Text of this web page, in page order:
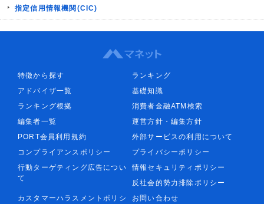
指定信用情報機関(CIC)
特徴から探す
ランキング
アドバイザ一覧
基礎知識
ランキング根拠
消費者金融ATM検索
編集者一覧
運営方針・編集方針
PORT会員利用規約
外部サービスの利用について
コンプライアンスポリシー
プライバシーポリシー
行動ターゲティング広告につい
て
情報セキュリティポリシー
反社会的勢力排除ポリシー
カスタマーハラスメントポリシ
お問い合わせ